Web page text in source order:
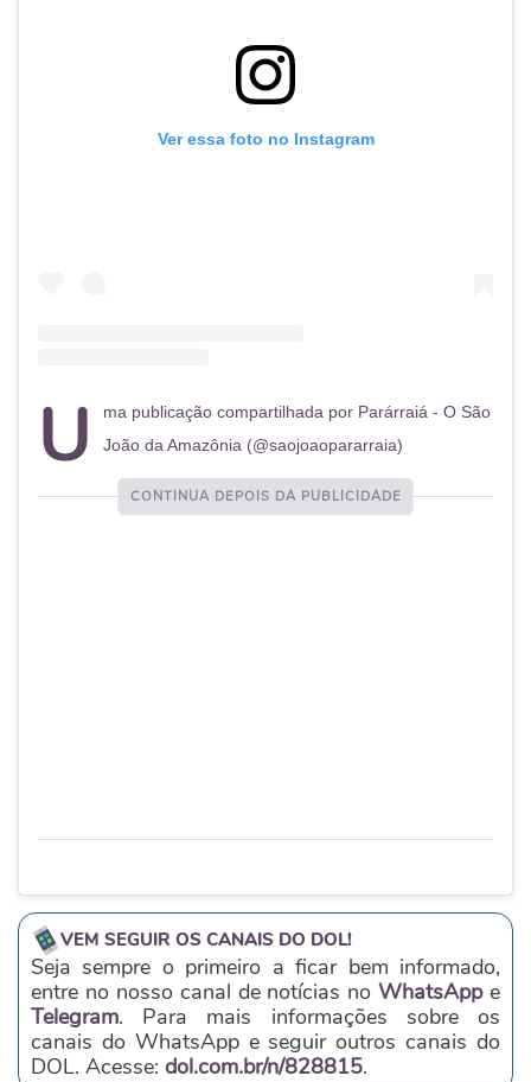
Ver essa foto no Instagram
Uma publicação compartilhada por Parárraiá - O São
João da Amazônia (@saojoaopararraia)
VEM SEGUIR OS CANAIS DO DOL!
Seja sempre o primeiro a ficar bem informado,
entre no nosso canal de notícias noWhatsAppe
Telegram. Para mais informações sobre os
canais do WhatsApp e seguir outros canais do
DOL. Acesse: dol.com.br/n/828815.